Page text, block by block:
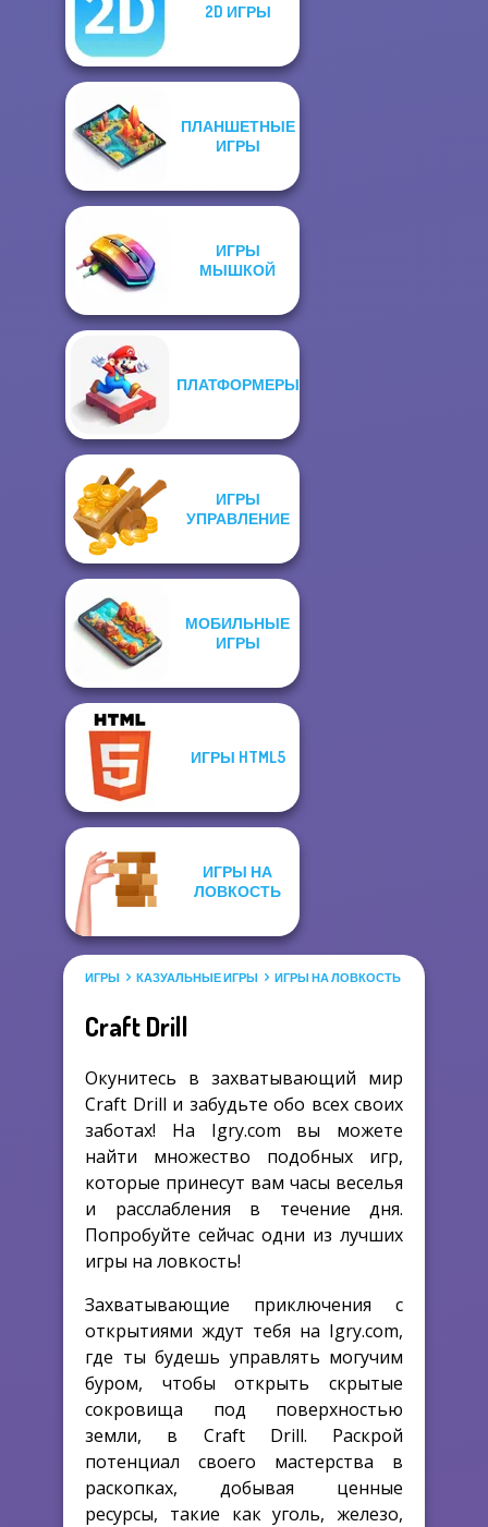
Happy Boss Pull
Pin
2D ИГРЫ
ПЛАНШЕТНЫЕ
ИГРЫ
ИГРЫ
МЫШКОЙ
ПЛАТФОРМЕРЫ
ИГРЫ
УПРАВЛЕНИЕ
МОБИЛЬНЫЕ
ИГРЫ
ИГРЫ HTML5
ИГРЫ НА
ЛОВКОСТЬ
ИГРЫ КАЗУАЛЬНЫЕ ИГРЫ ИГРЫ НА ЛОВКОСТЬ
Craft Drill
Окунитесь в захватывающий мир
Craft Drill и забудьте обо всех своих
заботах! На Igry.com вы можете
найти множество подобных игр,
которые принесут вам часы веселья
и расслабления в течение дня.
Попробуйте сейчас одни из лучших
игры на ловкость!
Захватывающие приключения с
открытиями ждут тебя на Igry.com,
где ты будешь управлять могучим
буром, чтобы открыть скрытые
сокровища под поверхностью
земли, в Craft Drill. Раскрой
потенциал своего мастерства в
раскопках, добывая ценные
ресурсы, такие как уголь, железо,